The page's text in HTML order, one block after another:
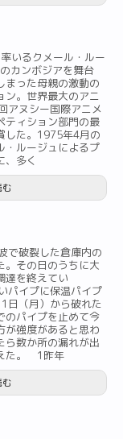
いるクメール・ルー
カンボジアを舞台
まった母親の激動の
ン。世界最大のアニ
アヌシー国際アニメ
ティション部門の最
した。1975年4月の
・ルージュによるプ
、多く
む
破裂した倉庫内の
。その日のうちに大
達を終えてい
イプに保温パイプ
日（月）から破れた
のパイプを止めて今
が強度があると思わ
ら数か所の漏れが出
た。 1昨年
む